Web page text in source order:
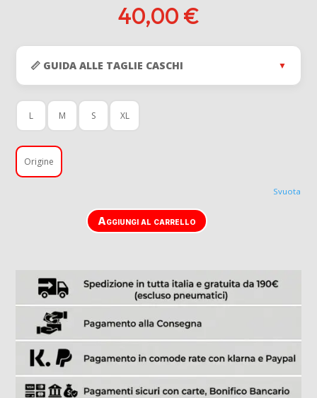
40,00 €
📏 GUIDA ALLE TAGLIE CASCHI ▼
L M S XL
Origine
Svuota
Aggiungi al carrello